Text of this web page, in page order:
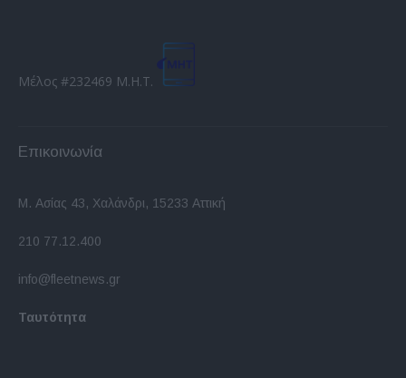
Μέλος #232469 Μ.Η.Τ.
Επικοινωνία
Μ. Ασίας 43, Χαλάνδρι, 15233 Αττική
210 77.12.400
info@fleetnews.gr
Ταυτότητα